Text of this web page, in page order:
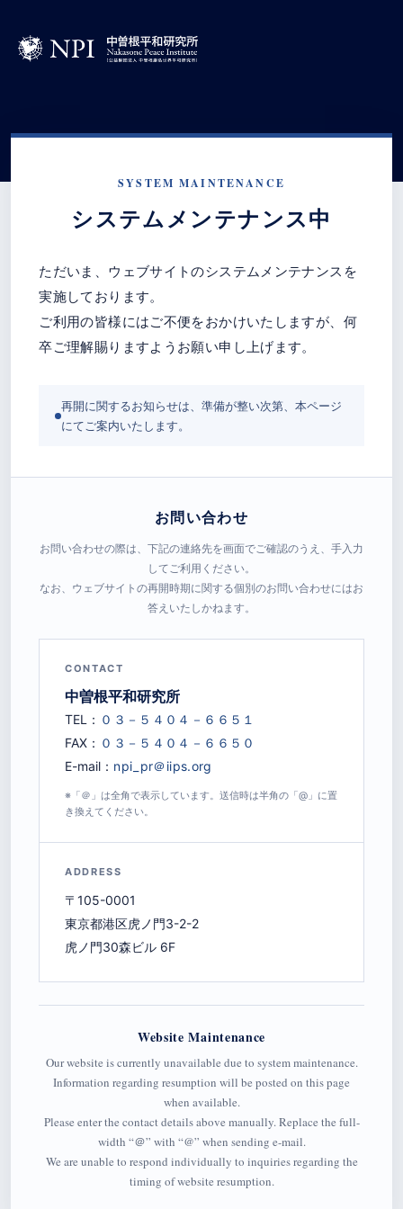
SYSTEM MAINTENANCE
システムメンテナンス中
ただいま、ウェブサイトのシステムメンテナンスを
実施しております。
ご利用の皆様にはご不便をおかけいたしますが、何
卒ご理解賜りますようお願い申し上げます。
再開に関するお知らせは、準備が整い次第、本ページ
にてご案内いたします。
お問い合わせ
お問い合わせの際は、下記の連絡先を画面でご確認のうえ、手入力
してご利用ください。
なお、ウェブサイトの再開時期に関する個別のお問い合わせにはお
答えいたしかねます。
CONTACT
中曽根平和研究所
TEL：
FAX：
E-mail：
※「＠」は全角で表示しています。送信時は半角の「@」に置
き換えてください。
ADDRESS
〒105-0001
東京都港区虎ノ門3-2-2
虎ノ門30森ビル 6F
Website Maintenance
Our website is currently unavailable due to system maintenance.
Information regarding resumption will be posted on this page
when available.
Please enter the contact details above manually. Replace the full-
width “＠” with “@” when sending e-mail.
We are unable to respond individually to inquiries regarding the
timing of website resumption.